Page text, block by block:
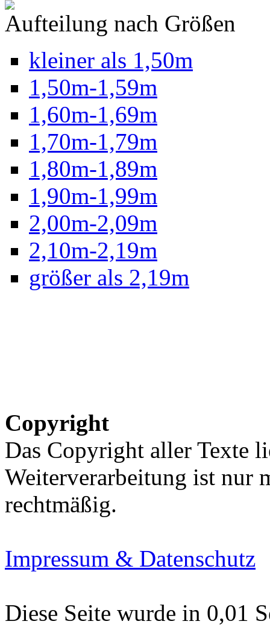
Aufteilung nach Größen
kleiner als 1,50m
1,50m-1,59m
1,60m-1,69m
1,70m-1,79m
1,80m-1,89m
1,90m-1,99m
2,00m-2,09m
2,10m-2,19m
größer als 2,19m
Copyright
Das Copyright aller Texte
Weiterverarbeitung ist nur
rechtmäßig.
Impressum & Datenschutz
Diese Seite wurde in 0,01